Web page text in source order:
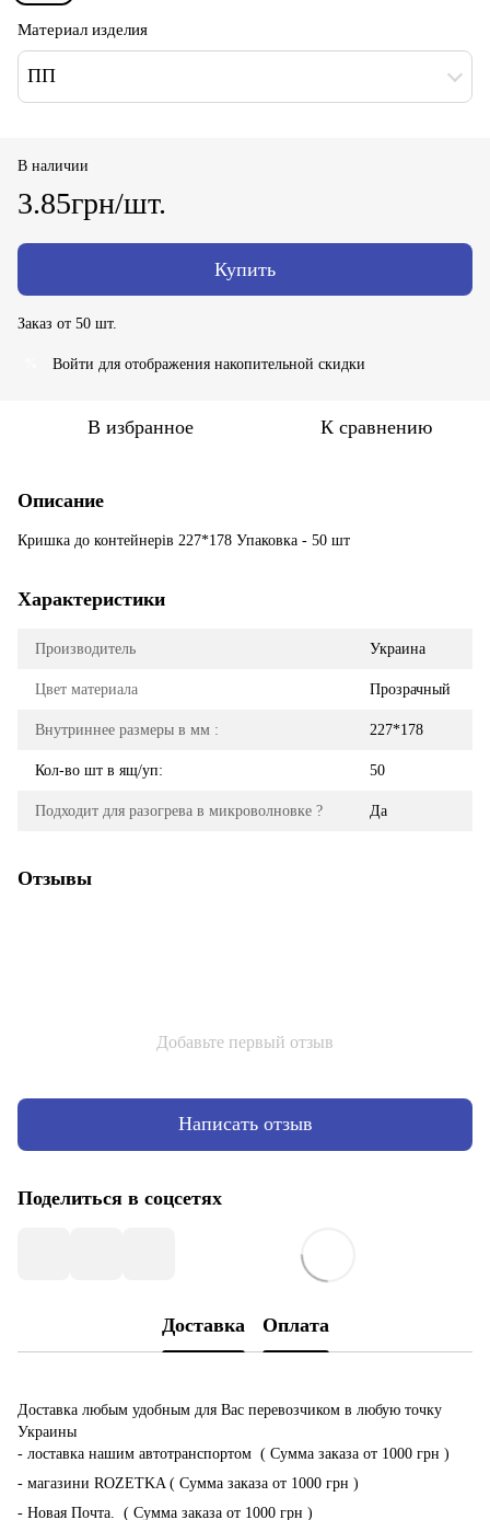
Материал изделия
ПП
В наличии
3.85грн/шт.
Купить
Заказ от 50 шт.
Войти для отображения накопительной скидки
В избранное К сравнению
Описание
Кришка до контейнерів 227*178 Упаковка - 50 шт
Характеристики
Производитель Украина
Цвет материала Прозрачный
Внутриннее размеры в мм : 227*178
Кол-во шт в ящ/уп: 50
Подходит для разогрева в микроволновке ? Да
Отзывы
Добавьте первый отзыв
Написать отзыв
Поделиться в соцсетях
Доставка Оплата
Доставка любым удобным для Вас перевозчиком в любую точку
Украины
- лоставка нашим автотранспортом ( Сумма заказа от 1000 грн )
- магазини ROZETKA ( Сумма заказа от 1000 грн )
- Новая Почта. ( Сумма заказа от 1000 грн )